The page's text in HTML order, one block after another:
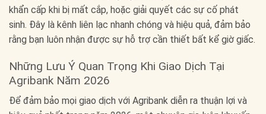
khẩn cấp khi bị mất cắp, hoặc giải quyết các sự cố phát
sinh. Đây là kênh liên lạc nhanh chóng và hiệu quả, đảm bảo
rằng bạn luôn nhận được sự hỗ trợ cần thiết bất kể giờ giấc.
Những Lưu Ý Quan Trọng Khi Giao Dịch Tại
Agribank Năm 2026
Để đảm bảo mọi giao dịch với Agribank diễn ra thuận lợi và